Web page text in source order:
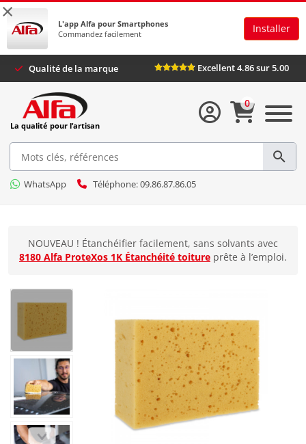
×
L'app Alfa pour Smartphones
Commandez facilement
Installer
Qualité de la marque Excellent 4.86 sur 5.00
La qualité pour l’artisan
WhatsApp Téléphone: 09.86.87.86.05
0
NOUVEAU ! Étanchéifier facilement, sans solvants avec
8180 Alfa ProteXos 1K Étanchéité toiture prête à l’emploi.